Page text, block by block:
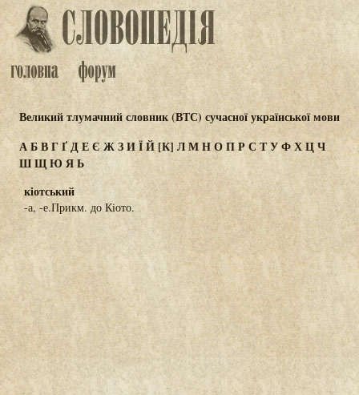
Великий тлумачний словник (ВТС) сучасної української мови
АБВГҐДЕЄ ЖЗИЇЙ [К] ЛМНОПР СТУФХЦЧ
ШЩЮЯЬ
кіотський
-а, -е.Прикм. до Кіото.